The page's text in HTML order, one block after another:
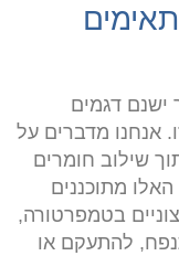
דגמים
אנחנו מדברים על
שילוב חומרים
מתוכננים
בטמפרטורה,
להתעקם או